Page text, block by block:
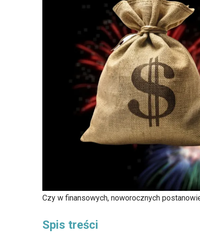
Czy w finansowych, noworocznych
Spis treści